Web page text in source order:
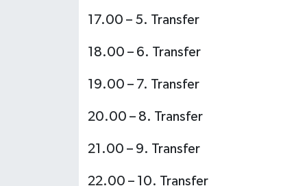
17.00 – 5. Transfer
18.00 – 6. Transfer
19.00 – 7. Transfer
20.00 – 8. Transfer
21.00 – 9. Transfer
22.00 – 10. Transfer